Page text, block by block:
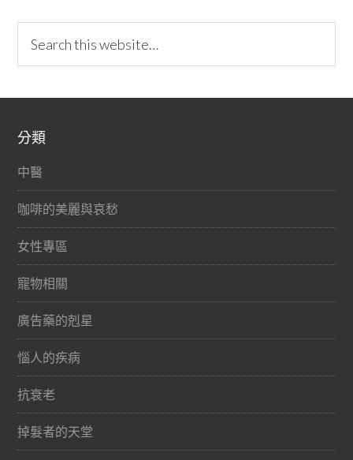
分類
中醫
咖啡的美麗與哀愁
女性專區
寵物相關
廣告藥的剋星
惱人的疾病
抗衰老
掉髮者的天堂